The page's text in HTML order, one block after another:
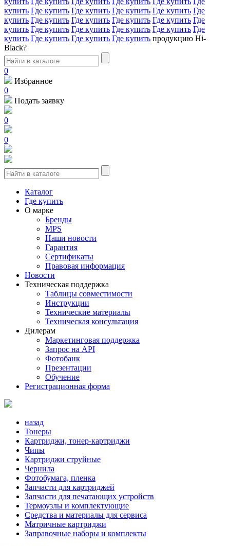
купить Где купить Где купить Где купить Где купить Где
купить Где купить Где купить Где купить Где купить Где
купить Где купить Где купить Где купить Где купить Где
купить Где купить Где купить Где купить продукцию Hi-
Black?
0
Избранное
0
Подать заявку
0
0
Каталог
Где купить
О марке
Бренды
MPS
Наши новости
Гарантия
Сертификаты
Правовая информация
Новости
Техническая поддержка
Таблицы совместимости
Инструкции
Технические материалы
Техническая консультация
Дилерам
Маркетинговая поддержка
Запрос на API
Фотобанк
Презентации
Обучение
Регистрационная форма
назад
Тонеры
Картриджи, тонер-картриджи
Чипы
Картриджи струйные
Чернила
Фотобумага, пленка
Запчасти для картриджей
Запчасти для печатающих устройств
Термоузлы и комплектующие
Средства и материалы для сервиса
Матричные картриджи
Заправочные наборы и комплекты